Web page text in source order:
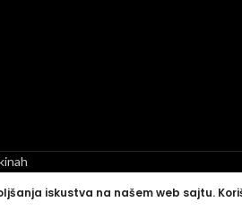
iskustva na našem web sajtu.